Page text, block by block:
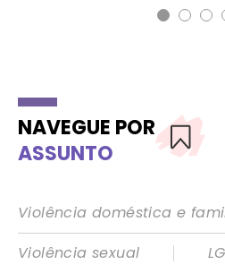
NAVEGUE POR
ASSUNTO
Violência doméstica e
Violência sexual
|